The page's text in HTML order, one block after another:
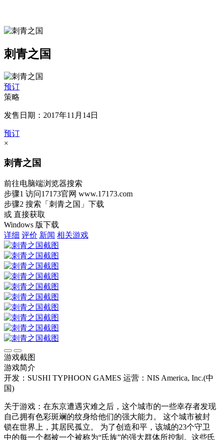
刺青之国
预订
策略
发售日期：2017年11月14日
预订
×
刺青之国
前往电脑端浏览器搜索
步骤1 访问17173官网 www.17173.com
步骤2 搜索 「刺青之国」 下载
或 直接获取
Windows 版下载
详细 评价 新闻 相关游戏
游戏截图
游戏简介
开发：SUSHI TYPHOON GAMES 运营：NIS America, Inc.(中
国)
关于游戏：在东京遭遇灾难之后，这个城市的一些幸存者发现
自己拥有色彩斑斓的纹身给他们的强大能力。 这个城市被封
锁在世界上，其居民孤立。 为了创造和平，该城的23个守卫
中的每一个都被一个被称为“氏族”的强大群体所控制。这些氏